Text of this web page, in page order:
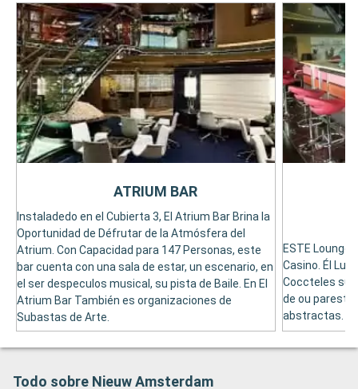
Instaladedo en el Cubierta 3, El Atrium Bar Brina la
Oportunidad de Défrutar de la Atmósfera del
Atrium. Con Capacidad para 147 Personas, este
bar cuenta con una sala de estar, un escenario, en
el ser despeculos musical, su pista de Baile. En El
Atrium Bar También es organizaciones de
Subastas de Arte.
ATRIUM BAR
ESTE Lounge
Casino. Él
Coccteles
de ou paresta
abstractas.
Todo sobre Nieuw Amsterdam